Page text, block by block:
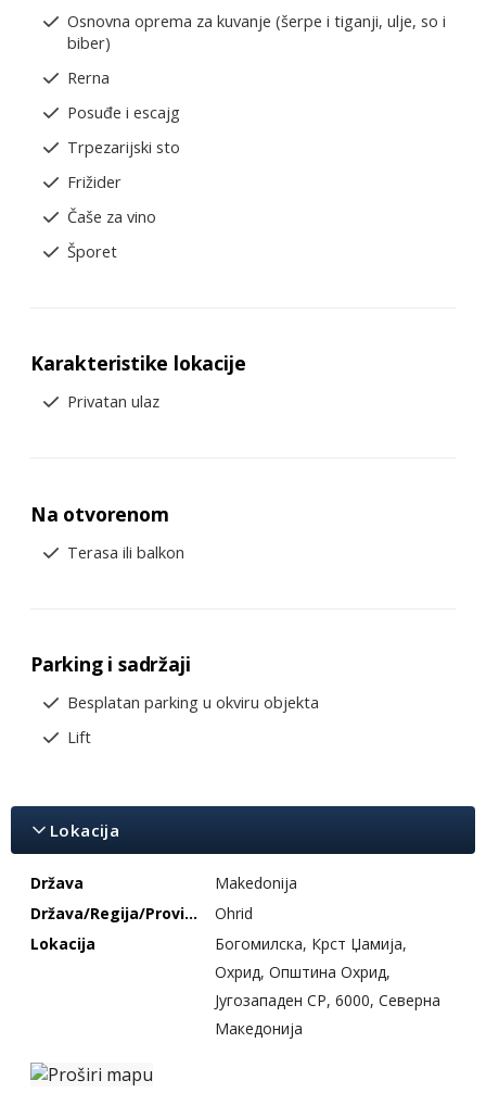
Osnovna oprema za kuvanje (šerpe i tiganji, ulje, so i
biber)
Rerna
Posuđe i escajg
Trpezarijski sto
Frižider
Čaše za vino
Šporet
Karakteristike lokacije
Privatan ulaz
Na otvorenom
Terasa ili balkon
Parking i sadržaji
Besplatan parking u okviru objekta
Lift
Lokacija
Država
Makedonija
Država/Regija/Provincija
Ohrid
Lokacija
Богомилска, Крст Џамија,
Охрид, Општина Охрид,
Југозападен СР, 6000, Северна
Македонија